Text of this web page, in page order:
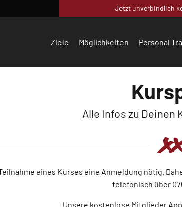
Jetzt unverbindlich
Ziele Möglichkeiten Personal
Alle Infos zu Deinen
eines Kurses eine Anmeldung nötig.
telefonisch über
Unsere kostenlose Mitglieder